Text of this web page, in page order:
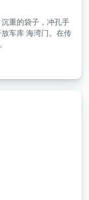
重的袋子，冲孔手
车库 海湾门。在传